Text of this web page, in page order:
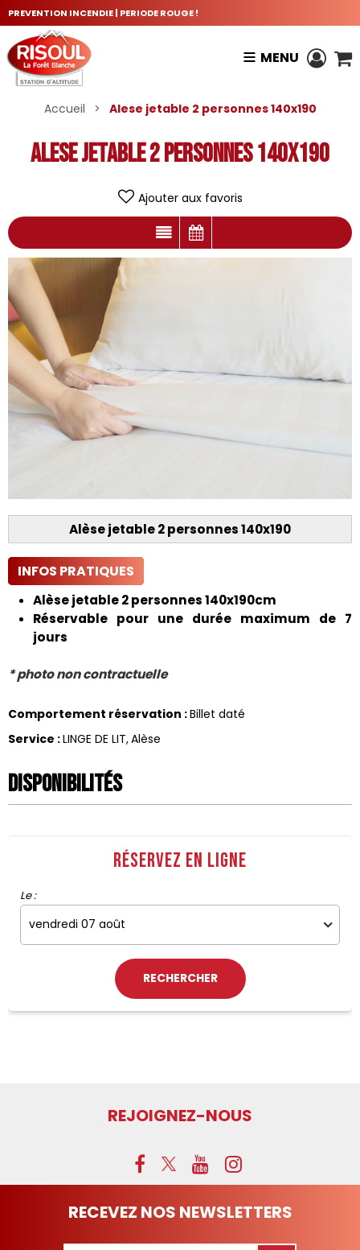
PREVENTION INCENDIE | PERIODE ROUGE !
MENU
Accueil > Alese jetable 2 personnes 140x190
Alese jetable 2 personnes 140x190
Ajouter aux favoris
Alèse jetable 2 personnes 140x190
INFOS PRATIQUES
Alèse jetable 2 personnes 140x190cm
Réservable pour une durée maximum de 7
jours
* photo non contractuelle
Comportement réservation :Billet daté
Service :LINGE DE LIT Alèse
Disponibilités
Réservez en ligne
Le :
REJOIGNEZ-NOUS
RECEVEZ NOS NEWSLETTERS